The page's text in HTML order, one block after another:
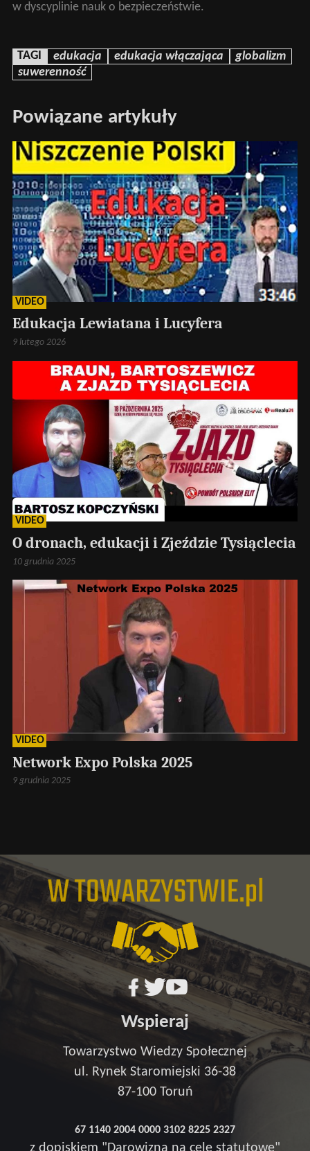
w dyscyplinie nauk o bezpieczeństwie.
TAGI edukacja edukacja włączająca
globalizm
suwerenność
Powiązane artykuły
VIDEO
Edukacja Lewiatana i Lucyfera
9 lutego 2026
VIDEO
O dronach, edukacji i Zjeździe Tysiąclecia
10 grudnia 2025
VIDEO
Network Expo Polska 2025
9 grudnia 2025
Wspieraj
Towarzystwo Wiedzy Społecznej
ul. Rynek Staromiejski 36-38
87-100 Toruń
67 1140 2004 0000 3102 8225 2327